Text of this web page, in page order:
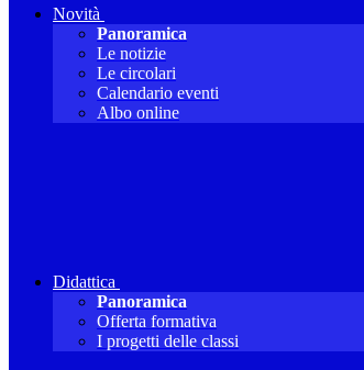
Novità
Panoramica
Le notizie
Le circolari
Calendario eventi
Albo online
Didattica
Panoramica
Offerta formativa
I progetti delle classi